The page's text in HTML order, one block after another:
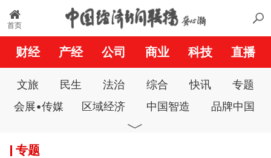
首页
财经 产经 公司 商业 科技 直播
文旅 民生 法治 综合 快讯
专题
会展•传媒
区域经济 中国智造
品牌中国
一带一路
﹀
专题